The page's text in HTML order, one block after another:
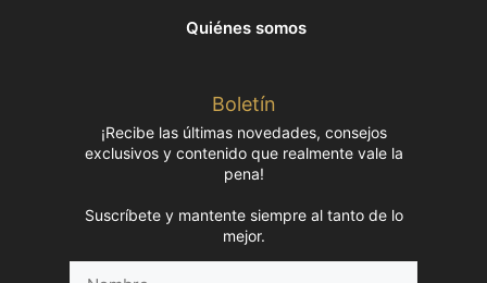
Quiénes somos
Boletín
¡Recibe las últimas novedades, consejos
exclusivos y contenido que realmente vale la
pena!
Suscríbete y mantente siempre al tanto de lo
mejor.